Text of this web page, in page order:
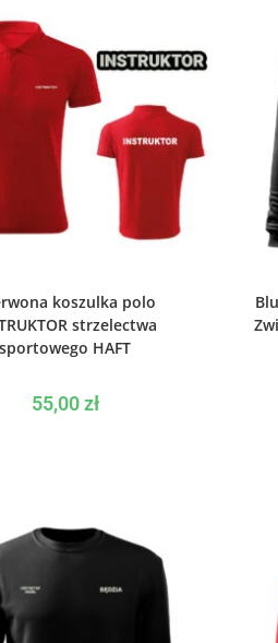
koszulka polo
strzelectwa
sportowego HAFT
55,00zł